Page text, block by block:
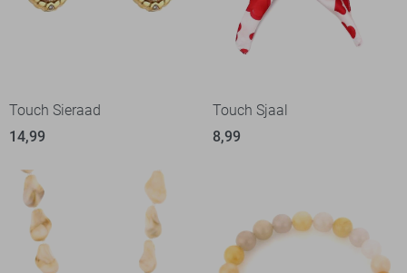
Touch Sieraad
14,99
Touch Sjaal
8,99